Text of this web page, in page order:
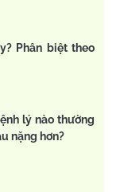
Phân biệt theo
lý nào thường
nặng hơn?